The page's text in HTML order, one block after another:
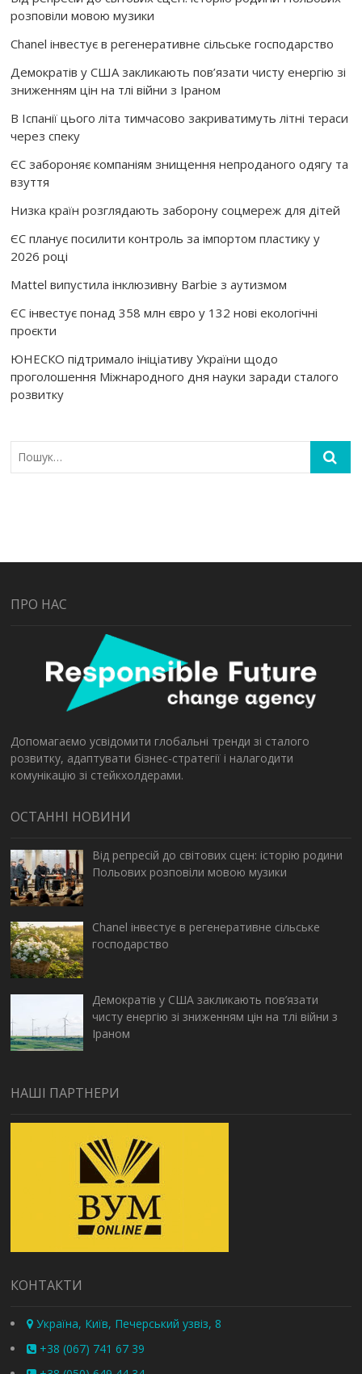
розповіли мовою музики
Chanel інвестує в регенеративне сільське господарство
Демократів у США закликають пов’язати чисту енергію зі
зниженням цін на тлі війни з Іраном
В Іспанії цього літа тимчасово закриватимуть літні тераси
через спеку
ЄС забороняє компаніям знищення непроданого одягу та
взуття
Низка країн розглядають заборону соцмереж для дітей
ЄС планує посилити контроль за імпортом пластику у
2026 році
Mattel випустила інклюзивну Barbie з аутизмом
ЄС інвестує понад 358 млн євро у 132 нові екологічні
проєкти
ЮНЕСКО підтримало ініціативу України щодо
проголошення Міжнародного дня науки заради сталого
розвитку
ПРО НАС
Допомагаємо усвідомити глобальні тренди зі сталого
розвитку, адаптувати бізнес-стратегії і налагодити
комунікацію зі стейкхолдерами.
ОСТАННІ НОВИНИ
Від репресій до світових сцен: історію родини
Польових розповіли мовою музики
Chanel інвестує в регенеративне сільське
господарство
Демократів у США закликають пов’язати
чисту енергію зі зниженням цін на тлі війни з
Іраном
НАШІ ПАРТНЕРИ
КОНТАКТИ
Україна, Київ, Печерський узвіз, 8
+38 (067) 741 67 39